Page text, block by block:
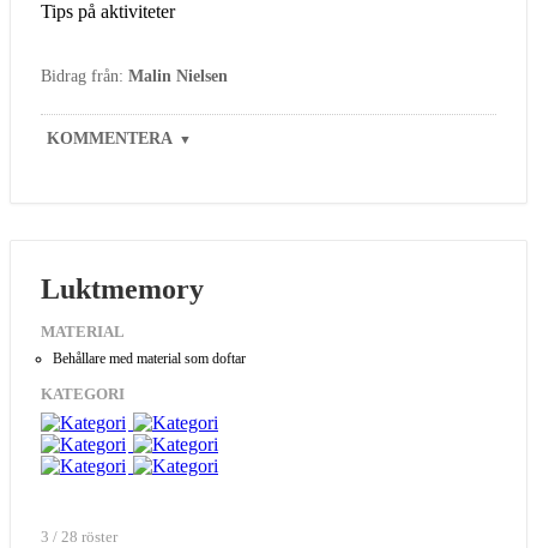
Tips på aktiviteter
Bidrag från: Malin Nielsen
KOMMENTERA ▼
Luktmemory
MATERIAL
Behållare med material som doftar
KATEGORI
3 / 28 röster